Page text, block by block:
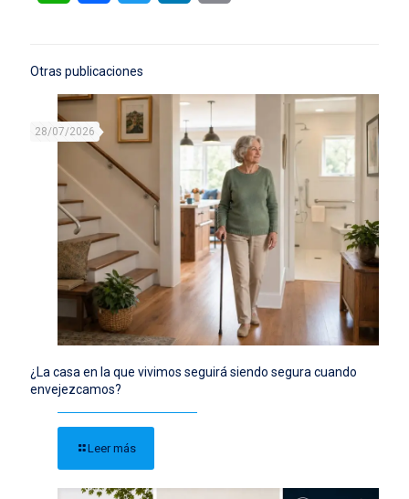
Otras publicaciones
28/07/2026
¿La casa en la que vivimos seguirá siendo segura cuando
envejezcamos?
Leer más